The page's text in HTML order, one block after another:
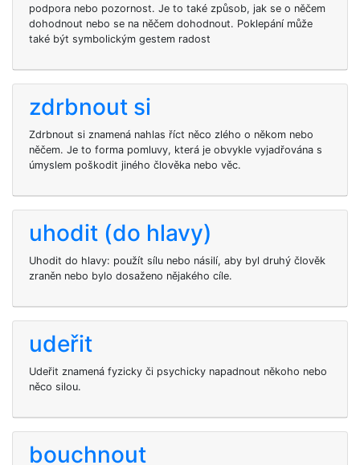
podpora nebo pozornost. Je to také způsob, jak se o něčem
dohodnout nebo se na něčem dohodnout. Poklepání může
také být symbolickým gestem radost
zdrbnout si
Zdrbnout si znamená nahlas říct něco zlého o někom nebo
něčem. Je to forma pomluvy, která je obvykle vyjadřována s
úmyslem poškodit jiného člověka nebo věc.
uhodit (do hlavy)
Uhodit do hlavy: použít sílu nebo násilí, aby byl druhý člověk
zraněn nebo bylo dosaženo nějakého cíle.
udeřit
Udeřit znamená fyzicky či psychicky napadnout někoho nebo
něco silou.
bouchnout